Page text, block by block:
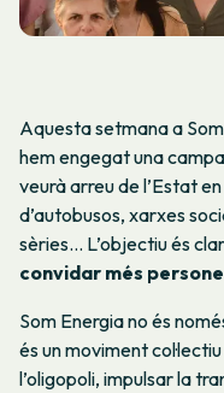
Aquesta setmana a
hem engegat una
veurà arreu de l’Estat
d’autobusos, xarxes
sèries… L’objectiu és
convidar més
Som Energia no és
és un moviment
l’oligopoli, impulsar la